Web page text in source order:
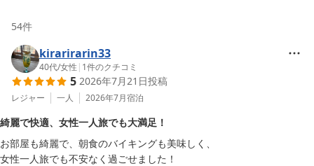
54件
kirarirarin33
40代/女性 | 1件のクチコミ
5 2026年7月21日投稿
レジャー 一人 2026年7月宿泊
綺麗で快適、女性一人旅でも大満足！
お部屋も綺麗で、朝食のバイキングも美味しく、
女性一人旅でも不安なく過ごせました！